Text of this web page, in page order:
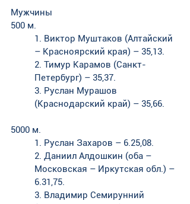
Мужчины
500 м.
1. Виктор Муштаков (Алтайский
– Красноярский края) – 35,13.
2. Тимур Карамов (Санкт-
Петербург) – 35,37.
3. Руслан Мурашов
(Краснодарский край) – 35,66.
5000 м.
1. Руслан Захаров – 6.25,08.
2. Даниил Алдошкин (оба –
Московская – Иркутская обл.) –
6.31,75.
3. Владимир Семирунний